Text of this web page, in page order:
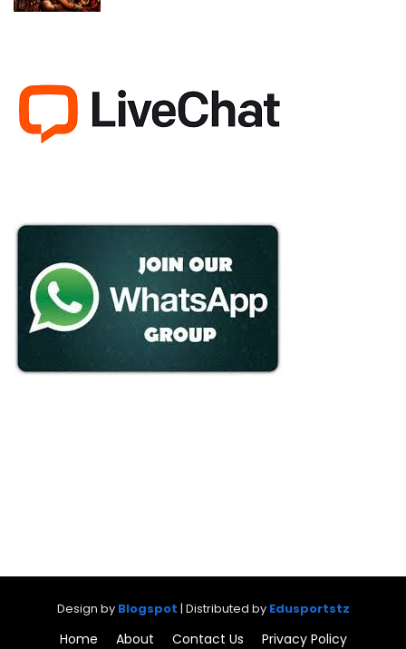
Design by Blogspot | Distributed by Edusportstz
Home About Contact Us Privacy Policy